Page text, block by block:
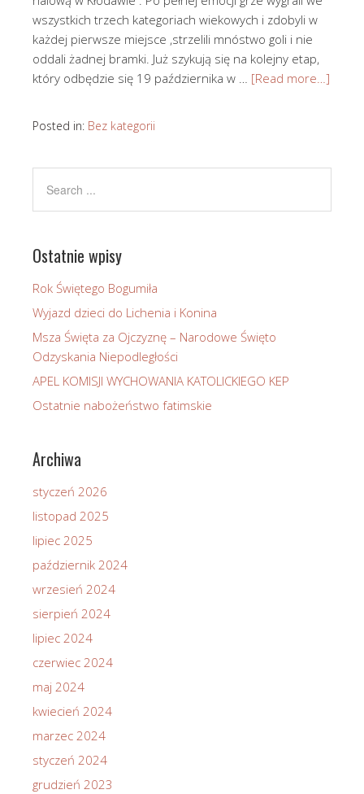
wszystkich trzech kategoriach wiekowych i zdobyli w
każdej pierwsze miejsce ,strzelili mnóstwo goli i nie
oddali żadnej bramki. Już szykują się na kolejny etap,
który odbędzie się 19 października w … [Read more…]
Posted in: Bez kategorii
Ostatnie wpisy
Rok Świętego Bogumiła
Wyjazd dzieci do Lichenia i Konina
Msza Święta za Ojczyznę – Narodowe Święto
Odzyskania Niepodległości
APEL KOMISJI WYCHOWANIA KATOLICKIEGO KEP
Ostatnie nabożeństwo fatimskie
Archiwa
styczeń 2026
listopad 2025
lipiec 2025
październik 2024
wrzesień 2024
sierpień 2024
lipiec 2024
czerwiec 2024
maj 2024
kwiecień 2024
marzec 2024
styczeń 2024
grudzień 2023